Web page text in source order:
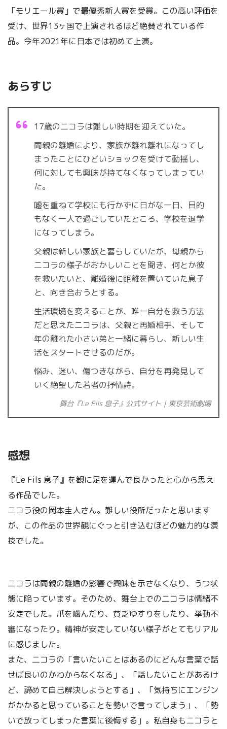
「モリエール賞」で最優秀新人賞を受賞。この高い評価を
受け、世界13ヶ国で上演されるほど絶賛されている作
品。今年2021年に日本では初めて上演。
あらすじ
17歳の二コラは難しい時期を迎えていた。
両親の離婚により、家族が離れ離れになってし
まったことにひどいショックを受けて動揺し、
何に対しても興味が持てなくなってしまってい
た。
嘘を重ねて学校にも行かずに日がな一日、目的
もなく一人で過ごしていたところ、学校を退学
になってしまう。
父親は新しい家族と暮らしていたが、母親から
二コラの様子がおかしいことを聞き、何とか彼
を救いたいと、離婚後に距離を置いていた息子
と、向き合おうとする。
生活環境を変えることが、唯一自分を救う方法
だと思えた二コラは、父親と再婚相手、そして
年の離れた小さい弟と一緒に暮らし、新しい生
活をスタートさせるのだが。
悩み、迷い、傷つきながら、自分を再発見して
いく絶望した若者の抒情詩。
舞台『Le Fils 息子』公式サイト｜東京芸術劇場
感想
『Le Fils 息子』を観に足を運んで良かったと心から思え
る作品でした。
二コラ役の岡本圭人さん。難しい役所だったと思います
が、この作品の世界観にぐっと引き込むほどの魅力的な演
技でした。
二コラは両親の離婚の影響で興味を示さなくなり、うつ状
態に陥っています。そのため、舞台上での二コラは情緒不
安定でした。爪を噛んだり、貧乏ゆすりをしたり、挙動不
審になったり。精神が安定していない様子がとてもリアル
に感じました。
また、二コラの「言いたいことはあるのにどんな言葉で話
せば良いのかわからなくなる」、「話したいことがあるけ
ど、諦めて自己解決しようとする」、「気持ちにエンジン
がかかると思っていることを勢いで言ってしまう」、「勢
いで放ってしまった言葉に後悔する」。私自身もニコラと